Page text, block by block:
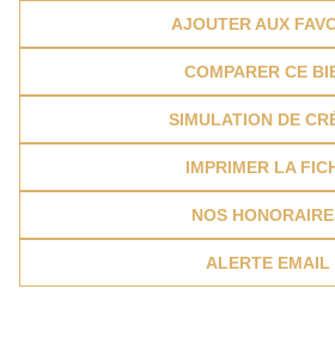
AJOUTER AUX
COMPARER CE
SIMULATION DE
IMPRIMER LA
NOS
ALERTE EMAIL